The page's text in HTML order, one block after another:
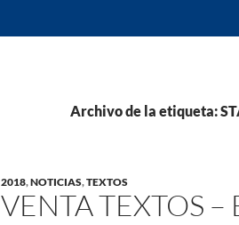
Archivo de la etiqueta:
2018,NOTICIAS,TEXTOS
VENTA TEXTOS